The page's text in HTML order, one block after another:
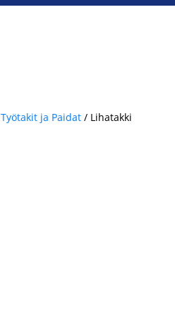
Työtakit ja Paidat / Lihatakki